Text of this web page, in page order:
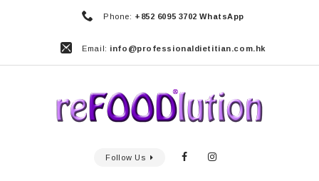
Phone: +852 6095 3702 WhatsApp
Email: info@professionaldietitian.com.hk
Follow Us